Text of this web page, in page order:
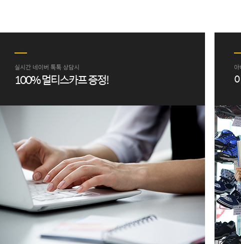
실시간 네이버 톡톡 상담시
100% 멀티스카프 증정!